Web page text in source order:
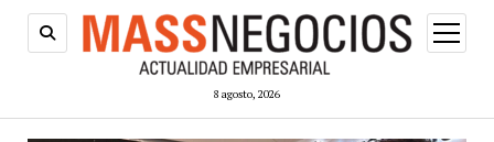
8 agosto, 2026
abrir
menú